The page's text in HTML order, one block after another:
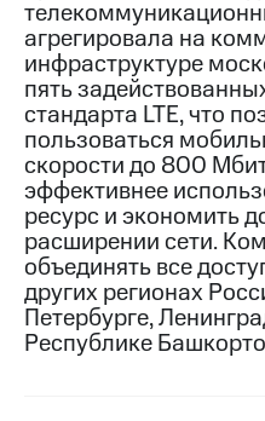
релизы
МТС
о технологиях
Достижения
Интервью
Финансовая
отчетность
Контакты
Новости
агрегировала на
инфраструктуре
пять
стандарта LTE, что
пользоваться
скорости до 800
эффективнее
ресурс и экономить
расширении сети.
объединять все
других регионах
Петербурге,
Республике